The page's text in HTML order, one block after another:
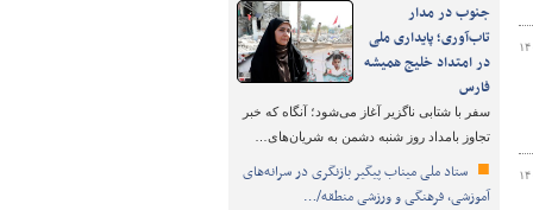
جنوب در مدار
تاب‌آوری؛ پایداری ملی
در امتداد خلیج همیشه
فارس
سفر با شتابی ناگزیر آغاز می‌شود؛ آنگاه که خبر
تجاوز بامداد روز شنبه دشمن به شریان‌های…
ستاد ملی میناب پیگیر بازنگری در سرانه‌های
آموزشی، فرهنگی و ورزشی منطقه/…